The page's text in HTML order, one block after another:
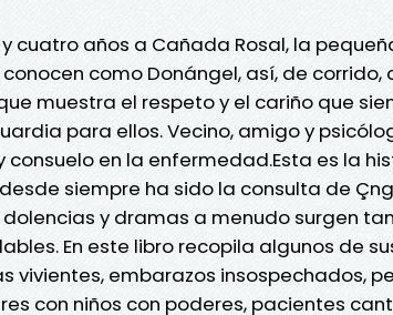
cuatro años a Cañada Rosal, la
como Donángel, así, de corrido,
muestra el respeto y el cariño que
para ellos. Vecino, amigo y
consuelo en la enfermedad.Esta es la
siempre ha sido la consulta de
dolencias y dramas a menudo surgen
En este libro recopila algunos de
vivientes, embarazos insospechados,
con niños con poderes, pacientes